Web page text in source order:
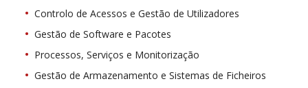
Controlo de Acessos e Gestão de Utilizadores
Gestão de Software e Pacotes
Processos, Serviços e Monitorização
Gestão de Armazenamento e Sistemas de Ficheiros